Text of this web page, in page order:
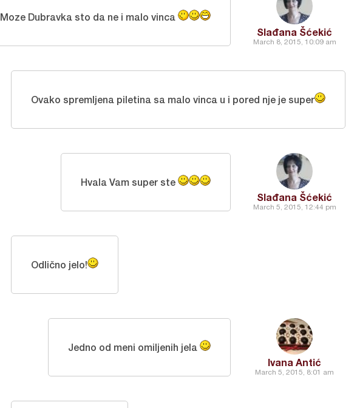
Slađana Šćekić
March 8, 2015, 10:09 am
Moze Dubravka sto da ne i malo vinca
Ovako spremljena piletina sa malo vinca u i pored nje je super
Slađana Šćekić
March 5, 2015, 12:44 pm
Hvala Vam super ste
Odlično jelo!
Ivana Antić
March 5, 2015, 8:01 am
Jedno od meni omiljenih jela